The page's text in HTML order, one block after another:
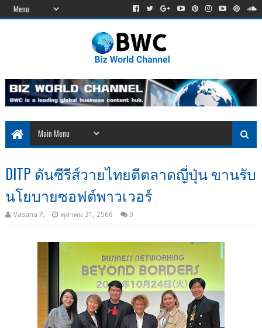
DITP ดันซีรีส์วายไทยตีตลาดญี่ปุ่น ขานรับ
นโยบายซอฟต์พาวเวอร์
Vasana P. ตุลาคม 31, 2566 0